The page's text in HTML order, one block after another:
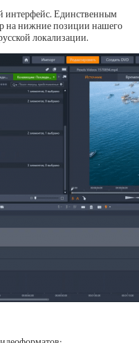
интерфейс. Единственным
на нижние позиции нашего
локализации.